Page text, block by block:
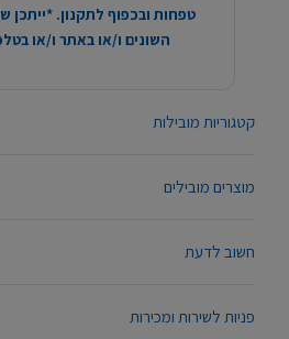
קטגוריות מובילות
מוצרים מובילים
חשוב לדעת
פניות לשירות ומכירות
טפחות ובכפוף לתקנון. *ייתכן
השונים ו/או באתר ו/או